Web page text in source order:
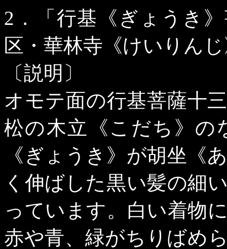
2 ．「行基《ぎょうき
区・華林寺《けいりん
〔説明〕
オモテ面の行基菩薩十
松の木立《こだち》の
《ぎょうき》が胡坐《
く伸ばした黒い髪の細
っています。白い着物
赤や青、緑がちりばめ